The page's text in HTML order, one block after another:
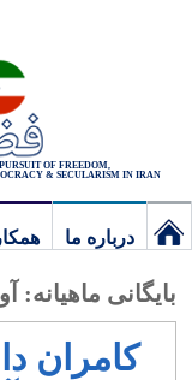
OF FREEDOM,
& SECULARISM IN IRAN
درباره ما
بایگانی ماهیانه:
کامران